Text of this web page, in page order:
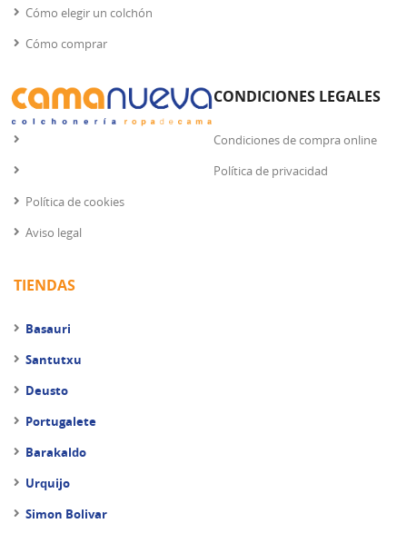
Cómo elegir un colchón
Cómo comprar
CONDICIONES LEGALES
Condiciones de compra online
Política de privacidad
Política de cookies
Aviso legal
TIENDAS
Basauri
Santutxu
Deusto
Portugalete
Barakaldo
Urquijo
Simon Bolivar